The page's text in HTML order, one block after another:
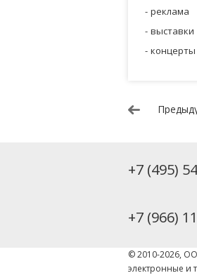
реклама
выставки
концерты
+7 (495)
+7 (966)
© 2010-2026,
электронные и